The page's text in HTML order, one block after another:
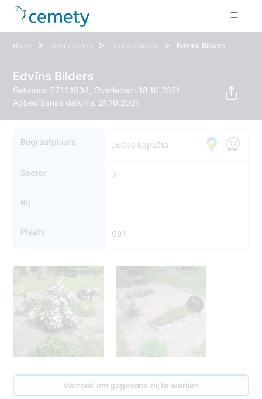
Home > Overledenen > Jedes kapsēta > Edvīns Bilders
Edvīns Bilders
Geboren: 27.11.1934, Overleden: 18.10.2021
Apbedīšanas datums: 21.10.2021
Begraafplaats Jedes kapsēta
Sector 2
Rij
Plaats 081
Verzoek om gegevens bij te werken